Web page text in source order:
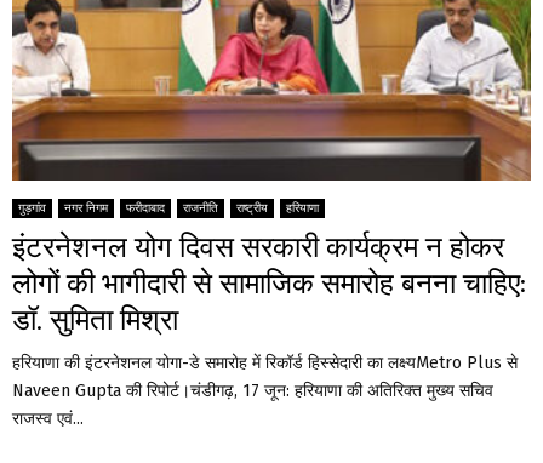
गुड़गांव नगर निगम फरीदाबाद राजनीति राष्ट्रीय हरियाणा
इंटरनेशनल योग दिवस सरकारी कार्यक्रम न होकर
लोगों की भागीदारी से सामाजिक समारोह बनना चाहिए:
डॉ. सुमिता मिश्रा
हरियाणा की इंटरनेशनल योगा-डे समारोह में रिकॉर्ड हिस्सेदारी का लक्ष्यMetro Plus से
Naveen Gupta की रिपोर्ट।चंडीगढ़, 17 जून: हरियाणा की अतिरिक्त मुख्य सचिव
राजस्व एवं...